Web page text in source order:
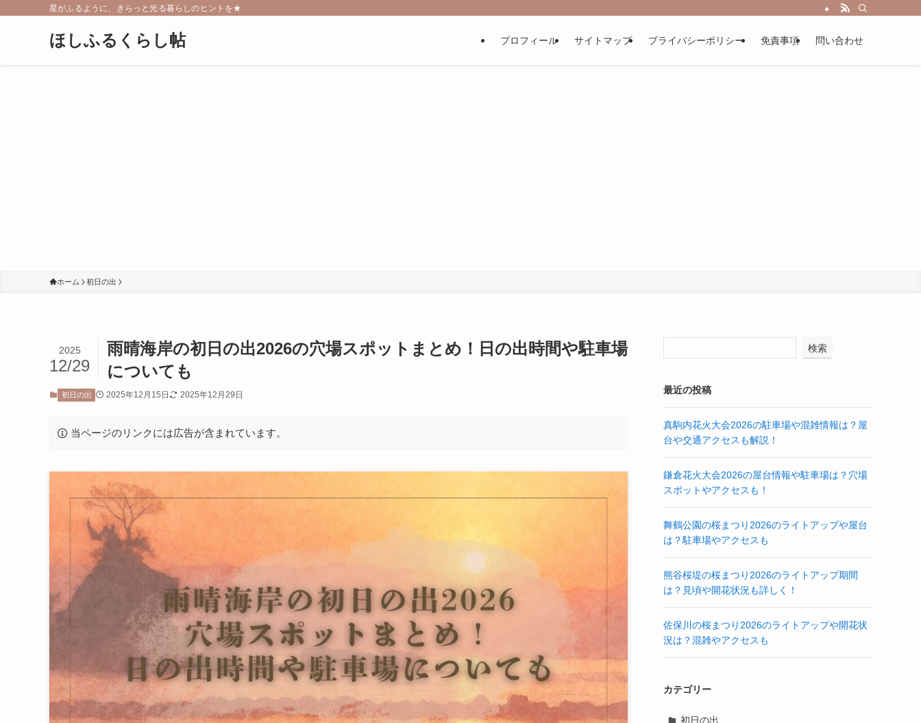
星がふるように、きらっと光る暮らしのヒントを★
ほしふるくらし帖 プロフィール サイトマップ プライバシーポリシー 免責事項 問い合わせ
ホーム 初日の出
雨晴海岸の初日の出2026の穴場スポットまとめ！日の出時間や駐車場
についても
2025
12/29
初日の出 2025年12月15日 2025年12月29日
当ページのリンクには広告が含まれています。
検索
最近の投稿
真駒内花火大会2026の駐車場や混雑情報は？屋
台や交通アクセスも解説！
鎌倉花火大会2026の屋台情報や駐車場は？穴場
スポットやアクセスも！
舞鶴公園の桜まつり2026のライトアップや屋台
は？駐車場やアクセスも
熊谷桜堤の桜まつり2026のライトアップ期間
は？見頃や開花状況も詳しく！
佐保川の桜まつり2026のライトアップや開花状
況は？混雑やアクセスも
カテゴリー
初日の出